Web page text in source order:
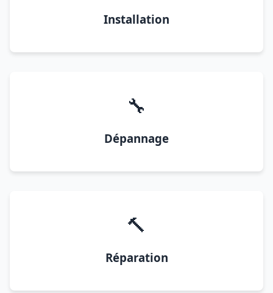
Installation
🔧
Dépannage
🔨
Réparation